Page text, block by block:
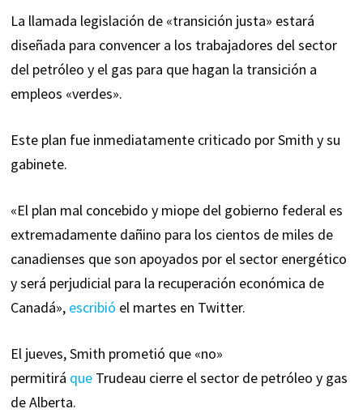
La llamada legislación de «transición justa» estará
diseñada para convencer a los trabajadores del sector
del petróleo y el gas para que hagan la transición a
empleos «verdes».
Este plan fue inmediatamente criticado por Smith y su
gabinete.
«El plan mal concebido y miope del gobierno federal es
extremadamente dañino para los cientos de miles de
canadienses que son apoyados por el sector energético
y será perjudicial para la recuperación económica de
Canadá», escribió el martes en Twitter.
El jueves, Smith prometió que «no»
permitirá queTrudeau cierre el sector de petróleo y gas
de Alberta.